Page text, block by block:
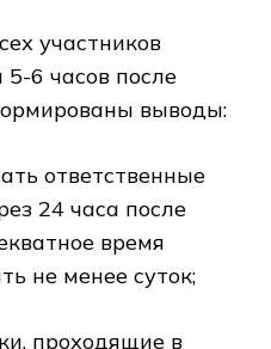
участников
5-6 часов после
выводы:
ответственные
24 часа после
время
не менее суток;
проходящие в